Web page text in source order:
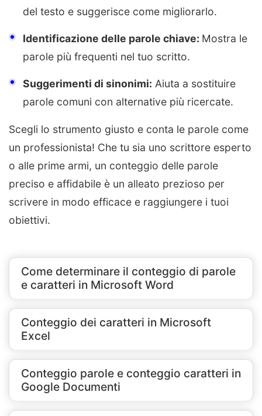
del testo e suggerisce come migliorarlo.
Identificazione delle parole chiave: Mostra le
parole più frequenti nel tuo scritto.
Suggerimenti di sinonimi: Aiuta a sostituire
parole comuni con alternative più ricercate.
Scegli lo strumento giusto e conta le parole come
un professionista! Che tu sia uno scrittore esperto
o alle prime armi, un conteggio delle parole
preciso e affidabile è un alleato prezioso per
scrivere in modo efficace e raggiungere i tuoi
obiettivi.
Come determinare il conteggio di parole
e caratteri in Microsoft Word
Conteggio dei caratteri in Microsoft
Excel
Conteggio parole e conteggio caratteri in
Google Documenti